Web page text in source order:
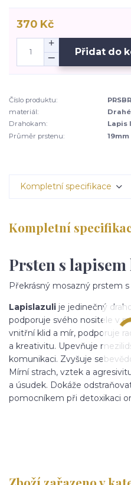
370 Kč
Přidat do
Číslo produktu:
materiál:
Drahokam:
Lapis
Průměr prstenu:
19mm
Kompletní specifikace
Kompletní
Prsten s
Překrásný mosazný prstem
Lapislazuli je jedinečný
podporuje svého nositele v
vnitřní klid a mír, podporuje
a kreativitu. Upevňuje
komunikaci. Zvyšuje
Mírní strach, vztek a
a úsudek. Dokáže
pomocníkem při detoxikaci